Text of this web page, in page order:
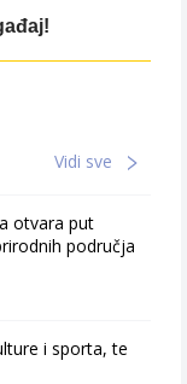
Vidi sve
otvara put
područja
i sporta, te